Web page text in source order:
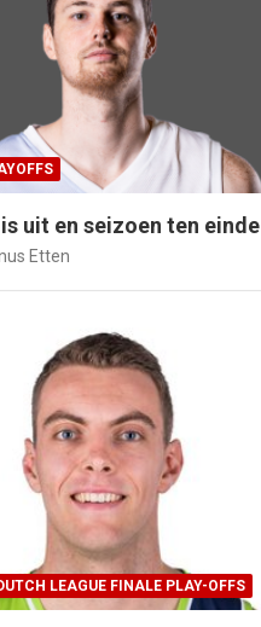
uit en seizoen ten einde
Etten
LEAGUE FINALE PLAY-OFFS